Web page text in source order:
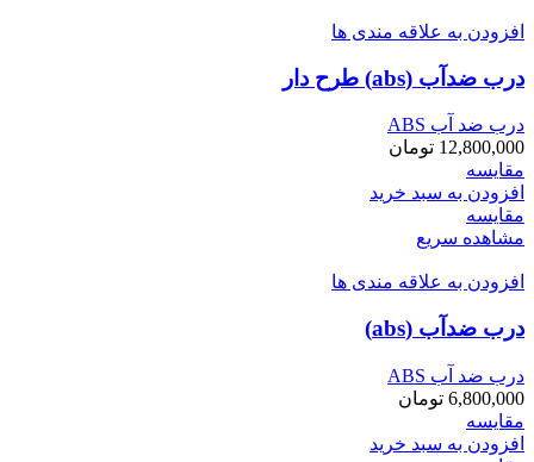
افزودن به علاقه مندی ها
درب ضدآب (abs) طرح دار
درب ضد آب ABS
12,800,000 تومان
مقایسه
افزودن به سبد خرید
مقایسه
مشاهده سریع
افزودن به علاقه مندی ها
درب ضدآب (abs)
درب ضد آب ABS
6,800,000 تومان
مقایسه
افزودن به سبد خرید